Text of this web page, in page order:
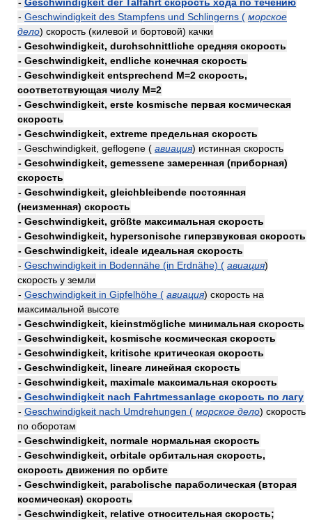
- Geschwindigkeit des Stampfens und Schlingerns ( морское
дело) скорость (килевой и бортовой) качки
- Geschwindigkeit, durchschnittliche средняя скорость
- Geschwindigkeit, endliche конечная скорость
- Geschwindigkeit entsprechend M=2 скорость,
соответствующая числу М=2
- Geschwindigkeit, erste kosmische первая космическая
скорость
- Geschwindigkeit, extreme предельная скорость
- Geschwindigkeit, geflogene ( авиация) истинная скорость
- Geschwindigkeit, gemessene замеренная (приборная)
скорость
- Geschwindigkeit, gleichbleibende постоянная
(неизменная) скорость
- Geschwindigkeit, größte максимальная скорость
- Geschwindigkeit, hypersonische гиперзвуковая скорость
- Geschwindigkeit, ideale идеальная скорость
- Geschwindigkeit in Bodennähe (in Erdnähe) ( авиация)
скорость у земли
- Geschwindigkeit in Gipfelhöhe ( авиация) скорость на
максимальной высоте
- Geschwindigkeit, kieinstmögliche минимальная скорость
- Geschwindigkeit, kosmische космическая скорость
- Geschwindigkeit, kritische критическая скорость
- Geschwindigkeit, lineare линейная скорость
- Geschwindigkeit, maximale максимальная скорость
- Geschwindigkeit nach Fahrtmessanlage скорость по лагу
- Geschwindigkeit nach Umdrehungen ( морское дело) скорость
по оборотам
- Geschwindigkeit, normale нормальная скорость
- Geschwindigkeit, orbitale орбитальная скорость,
скорость движения по орбите
- Geschwindigkeit, parabolische параболическая (вторая
космическая) скорость
- Geschwindigkeit, relative относительная скорость;